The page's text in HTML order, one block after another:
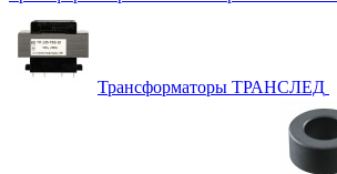
Трансформаторы ТРАНСЛЕД